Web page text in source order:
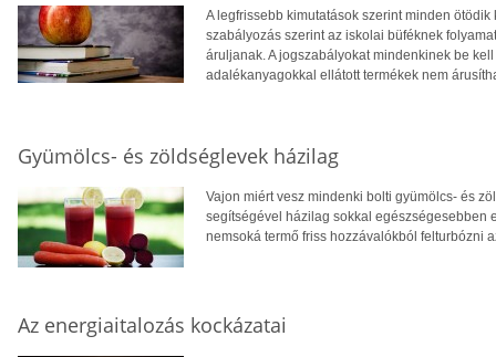
A legfrissebb kimutatások szerint minden
szabályozás szerint az iskolai büféknek
áruljanak. A jogszabályokat mindenkinek be
adalékanyagokkal ellátott termékek nem
Gyümölcs- és zöldséglevek házilag
Vajon miért vesz mindenki bolti gyümölcs- és
segítségével házilag sokkal egészségesebben
nemsoká termő friss hozzávalókból felturbózni
Az energiaitalozás kockázatai